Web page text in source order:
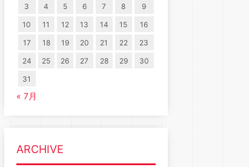
3
4 5 6 7 8
9
10
11 12 13 14 15
16
17
18 19 20 21 22
23
24
25 26 27 28 29
30
31
« 7月
ARCHIVE